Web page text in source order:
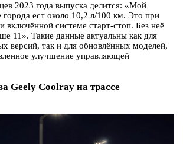
2023 года выпуска делится: «Мой
города ест около 10,2 л/100 км. Это при
включённой системе старт-стоп. Без неё
11». Такие данные актуальны как для
версий, так и для обновлённых моделей,
улучшение управляющей
Geely Coolray на трассе